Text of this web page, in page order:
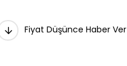
Fiyat Düşünce Haber Ver